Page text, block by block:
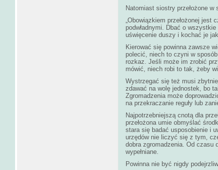
Natomiast siostry przełożone
„Obowiązkiem przełożonej jest
podwładnymi. Dbać o
uświęcenie duszy i kochać je
Kierować się powinna zawsze
polecić, niech to czyni w
rozkaz. Jeśli może im zrobić
mówić, niech robi to tak, żeby
Wystrzegać się też musi
zdawać na wolę jednostek, bo
Zgromadzenia może
na przekraczanie reguły lub
Najpotrzebniejszą cnotą dla
przełożona umie obmyślać
stara się badać usposobienie i
urzędów nie liczyć się z tym,
dobra zgromadzenia. Od czasu
wypełniane.
Powinna nie być nigdy